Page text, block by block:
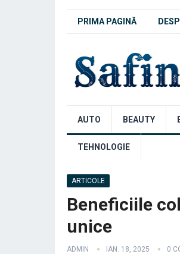
PRIMA PAGINĂ
AUTO BEAUTY
TEHNOLOGIE
ARTICOLE
Beneficiile
unice
ADMIN IAN. 18, 2025 0